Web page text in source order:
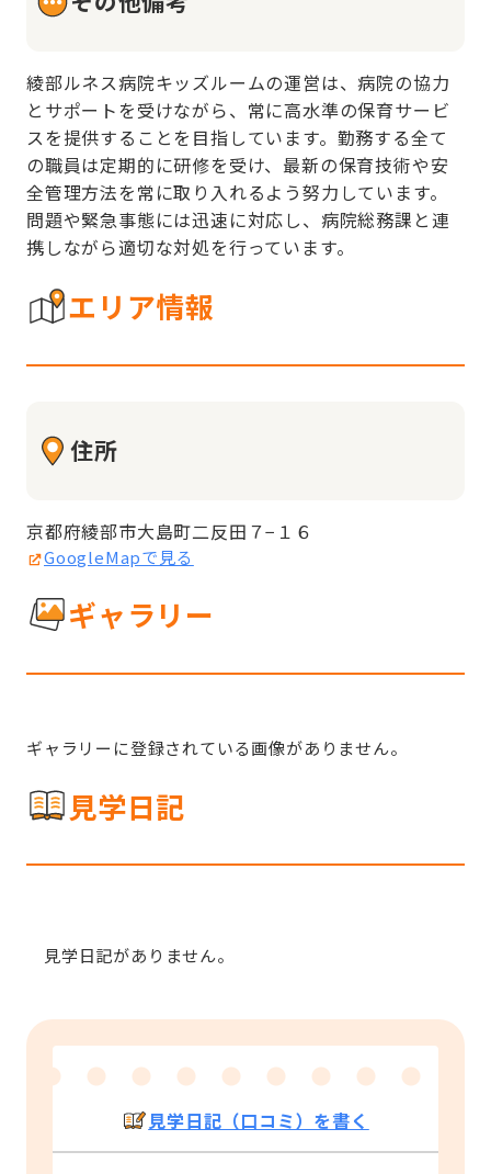
綾部ルネス病院キッズルームの運営は、病院の協力
とサポートを受けながら、常に高水準の保育サービ
スを提供することを目指しています。勤務する全て
の職員は定期的に研修を受け、最新の保育技術や安
全管理方法を常に取り入れるよう努力しています。
問題や緊急事態には迅速に対応し、病院総務課と連
携しながら適切な対処を行っています。
エリア情報
住所
京都府綾部市大島町二反田７−１６
GoogleMapで見る
ギャラリー
ギャラリーに登録されている画像がありません。
見学日記
見学日記がありません。
見学日記（口コミ）を書く